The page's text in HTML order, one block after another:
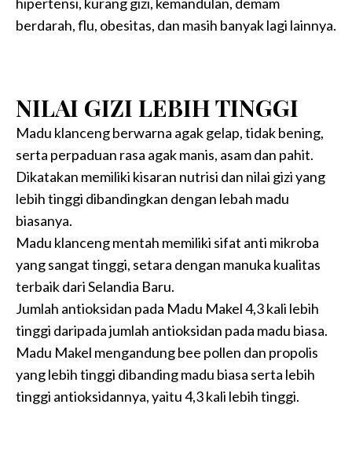
berdarah, flu, obesitas, dan masih banyak lagi lainnya.
NILAI GIZI LEBIH TINGGI
Madu klanceng berwarna agak gelap, tidak bening,
serta perpaduan rasa agak manis, asam dan pahit.
Dikatakan memiliki kisaran nutrisi dan nilai gizi yang
lebih tinggi dibandingkan dengan lebah madu
biasanya.
Madu klanceng mentah memiliki sifat anti mikroba
yang sangat tinggi, setara dengan manuka kualitas
terbaik dari Selandia Baru.
Jumlah antioksidan pada Madu Makel 4,3 kali lebih
tinggi daripada jumlah antioksidan pada madu biasa.
Madu Makel mengandung bee pollen dan propolis
yang lebih tinggi dibanding madu biasa serta lebih
tinggi antioksidannya, yaitu 4,3 kali lebih tinggi.